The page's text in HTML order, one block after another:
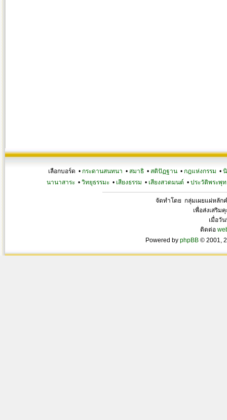
เลือกบอร์ด • กระดานสนทนา • สมาธิ • สติปัฏฐาน • กฎแห่งกรรม •
นานาสาระ• วิทยุธรรมะ• เสียงธรรม • เสียงสวดมนต์ • ประวัติพระพุท
จัดทำโดย กลุ่มเผยแผ่หลัก
เพื่อส่งเสริม
เมื่อวั
ติดต่อ
Powered by phpBB © 2001,